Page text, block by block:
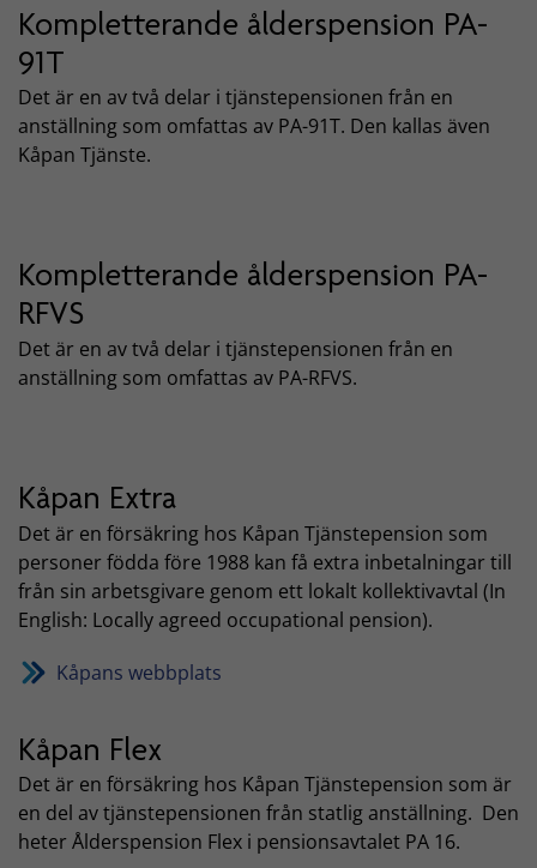
Kompletterande ålderspension PA-
91T
Det är en av två delar i tjänstepensionen från en
anställning som omfattas av PA-91T. Den kallas även
Kåpan Tjänste.
Kompletterande ålderspension PA-
RFVS
Det är en av två delar i tjänstepensionen från en
anställning som omfattas av PA-RFVS.
Kåpan Extra
Det är en försäkring hos Kåpan Tjänstepension som
personer födda före 1988 kan få extra inbetalningar till
från sin arbetsgivare genom ett lokalt kollektivavtal (In
English: Locally agreed occupational pension).
Kåpans webbplats
Kåpan Flex
Det är en försäkring hos Kåpan Tjänstepension som är
en del av tjänstepensionen från statlig anställning. Den
heter Ålderspension Flex i pensionsavtalet PA 16.